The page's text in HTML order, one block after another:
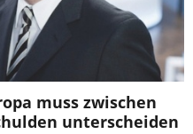
muss zwischen
unterscheiden